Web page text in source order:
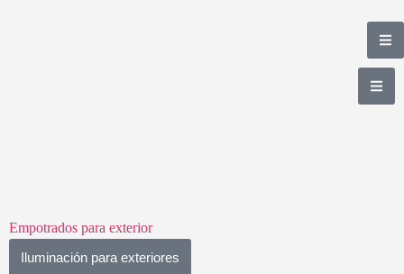
Empotrados para exterior
Iluminación para exteriores